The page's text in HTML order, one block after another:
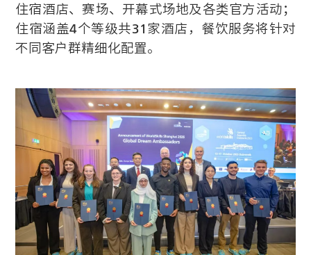
住宿酒店、赛场、开幕式场地及各类官方活动；
住宿涵盖4个等级共31家酒店，餐饮服务将针对
不同客户群精细化配置。